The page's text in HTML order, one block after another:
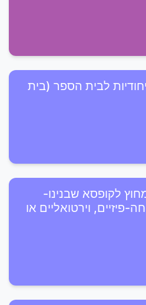
לבית הספר (בית
לקופסא שבנינו-
פיזיים, וירטואליים או